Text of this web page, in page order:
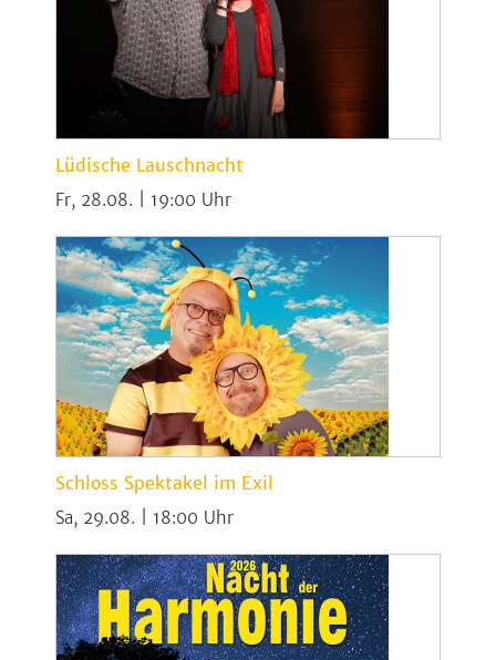
Lüdische Lauschnacht
Fr, 28.08. | 19:00
Schloss Spektakel im Exil
Sa, 29.08. | 18:00